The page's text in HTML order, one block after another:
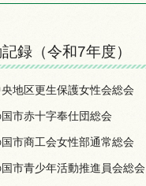
録（令和7年度）
地区更生保護女性会総会
市赤十字奉仕団総会
市商工会女性部通常総会
市青少年活動推進員会総会